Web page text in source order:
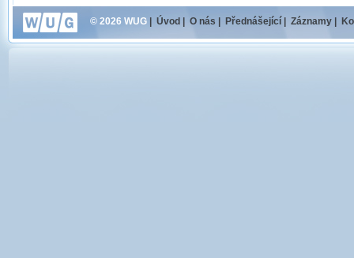
© 2026 WUG Úvod O nás Přednášející Záznamy